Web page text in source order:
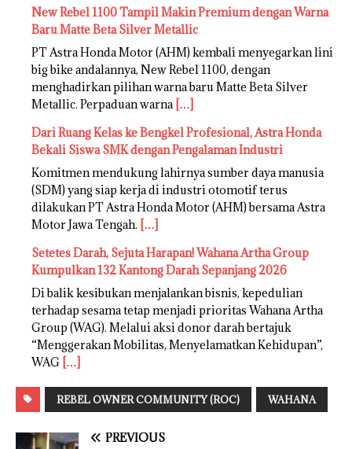
New Rebel 1100 Tampil Makin Premium dengan Warna
Baru Matte Beta Silver Metallic
PT Astra Honda Motor (AHM) kembali menyegarkan lini
big bike andalannya, New Rebel 1100, dengan
menghadirkan pilihan warna baru Matte Beta Silver
Metallic. Perpaduan warna […]
Dari Ruang Kelas ke Bengkel Profesional, Astra Honda
Bekali Siswa SMK dengan Pengalaman Industri
Komitmen mendukung lahirnya sumber daya manusia
(SDM) yang siap kerja di industri otomotif terus
dilakukan PT Astra Honda Motor (AHM) bersama Astra
Motor Jawa Tengah. […]
Setetes Darah, Sejuta Harapan! Wahana Artha Group
Kumpulkan 132 Kantong Darah Sepanjang 2026
Di balik kesibukan menjalankan bisnis, kepedulian
terhadap sesama tetap menjadi prioritas Wahana Artha
Group (WAG). Melalui aksi donor darah bertajuk
“Menggerakan Mobilitas, Menyelamatkan Kehidupan”,
WAG […]
REBEL OWNER COMMUNITY (ROC) WAHANA
PREVIOUS